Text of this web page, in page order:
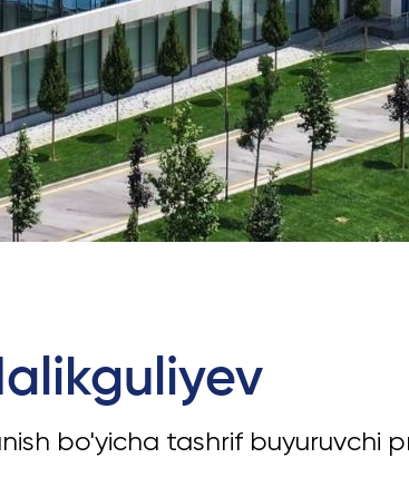
Pre-Master’s Dasturi
Excel Expert va Power BI Data
imtihoniga tayyorgarlik
Sun'iy Intellekt va Biznes
bilan Raqamli Rahbarlik
PMI Sertifikatsiyasi
PDU Kursi
bo'yicha tashrif buyuruvchi